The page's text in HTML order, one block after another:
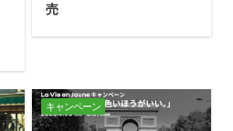
売
キャンペーン